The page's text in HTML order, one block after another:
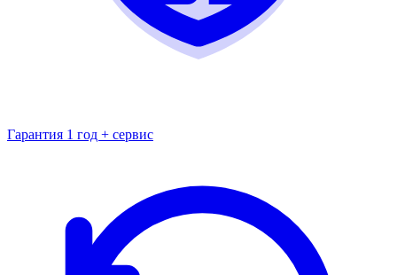
Гарантия 1 год + сервис